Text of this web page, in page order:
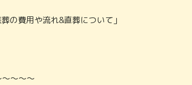
費用や流れ&直葬について」
～～～